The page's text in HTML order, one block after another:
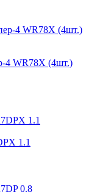
4 WR78Х (4шт.)
1.1